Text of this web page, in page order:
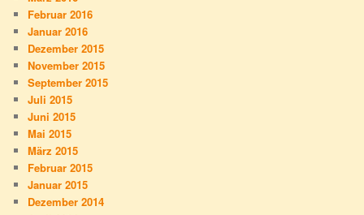
Februar 2016
Januar 2016
Dezember 2015
November 2015
September 2015
Juli 2015
Juni 2015
Mai 2015
März 2015
Februar 2015
Januar 2015
Dezember 2014